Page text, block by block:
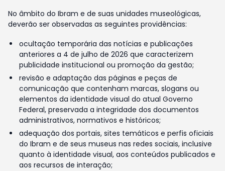
No âmbito do Ibram e de suas unidades museológicas,
deverão ser observadas as seguintes providências:
ocultação temporária das notícias e publicações
anteriores a 4 de julho de 2026 que caracterizem
publicidade institucional ou promoção da gestão;
revisão e adaptação das páginas e peças de
comunicação que contenham marcas, slogans ou
elementos da identidade visual do atual Governo
Federal, preservada a integridade dos documentos
administrativos, normativos e históricos;
adequação dos portais, sites temáticos e perfis oficiais
do Ibram e de seus museus nas redes sociais, inclusive
quanto à identidade visual, aos conteúdos publicados e
aos recursos de interação;